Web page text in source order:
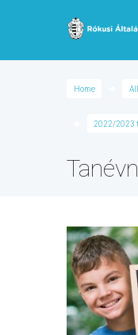
Home
2022/2023